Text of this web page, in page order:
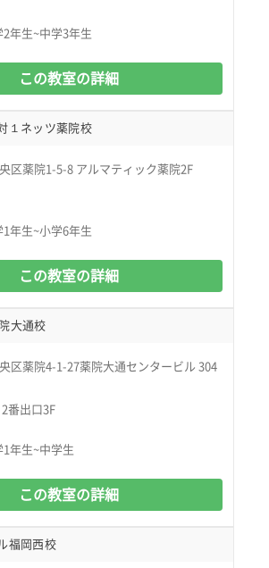
2年生~中学3年生
この教室の詳細
１ネッツ薬院校
区薬院1-5-8 アルマティック薬院2F
1年生~小学6年生
この教室の詳細
大通校
区薬院4-1-27薬院大通センタービル 304
番出口3F
1年生~中学生
この教室の詳細
福岡西校